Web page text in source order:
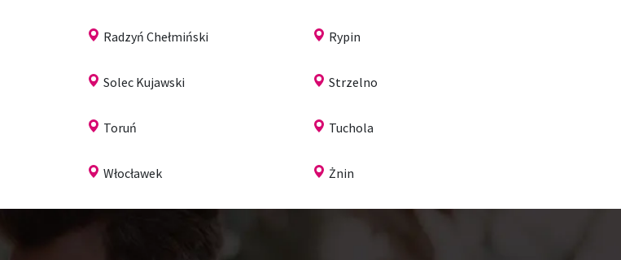
Radzyń Chełmiński Rypin
Solec Kujawski Strzelno
Toruń Tuchola
Włocławek Żnin